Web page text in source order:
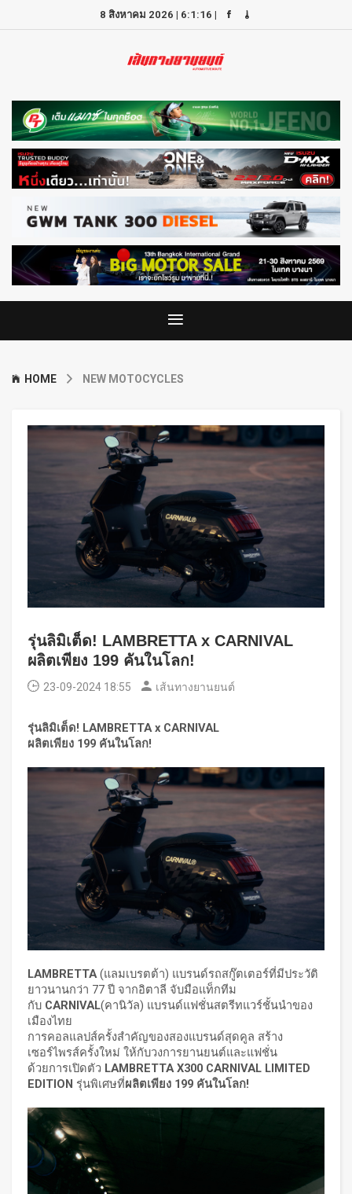
8 สิงหาคม 2026 | 6:1:16 |
HOME NEW MOTOCYCLES
รุ่นลิมิเต็ด! LAMBRETTA x CARNIVAL
ผลิตเพียง 199 คันในโลก!
23-09-2024 18:55 เส้นทางยานยนต์
รุ่นลิมิเต็ด! LAMBRETTA x CARNIVAL
ผลิตเพียง 199 คันในโลก!
LAMBRETTA(แลมเบรตต้า) แบรนด์รถสกู๊ตเตอร์ที่มีประวัติ
ยาวนานกว่า 77 ปี จากอิตาลี จับมือแท็กทีม
กับ CARNIVAL(คานิวัล) แบรนด์แฟชั่นสตรีทแวร์ชั้นนำของ
เมืองไทย
การคอลแลปส์ครั้งสำคัญของสองแบรนด์สุดคูล สร้าง
เซอร์ไพรส์ครั้งใหม่ ให้กับวงการยานยนต์และแฟชั่น
ด้วยการเปิดตัว LAMBRETTA X300 CARNIVAL LIMITED
EDITION รุ่นพิเศษที่ผลิตเพียง 199 คันในโลก!